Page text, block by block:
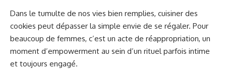
Dans le tumulte de nos vies bien remplies, cuisiner des
cookies peut dépasser la simple envie de se régaler. Pour
beaucoup de femmes, c’est un acte de réappropriation, un
moment d’empowerment au sein d’un rituel parfois intime
et toujours engagé.